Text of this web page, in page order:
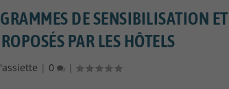
DE SENSIBILISATION ET
PAR LES HÔTELS
| 0 |